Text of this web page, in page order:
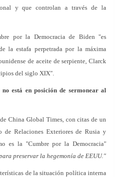
y que controlan a través de la
por la Democracia de Biden "es
la estafa perpetrada por la máxima
de aceite de serpiente, Clarck
del siglo XIX".
está en posición de sermonear al
China Global Times, con citas de un
de Relaciones Exteriores de Rusia y
es la "Cumbre por la Democracia"
preservar la hegemonía de EEUU."
de la situación política interna